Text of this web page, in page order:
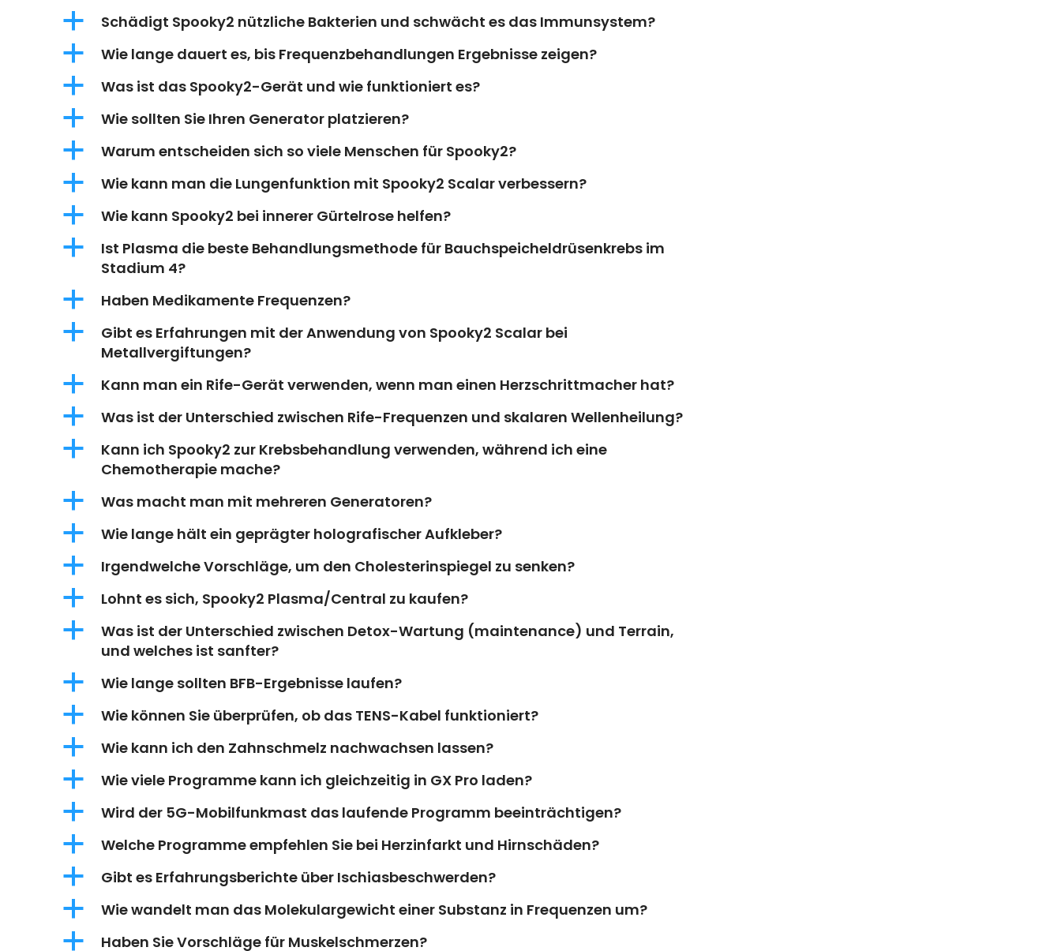
a Schädigt Spooky2 nützliche Bakterien und schwächt es das Immunsystem?
a Wie lange dauert es, bis Frequenzbehandlungen Ergebnisse zeigen?
a Was ist das Spooky2-Gerät und wie funktioniert es?
a Wie sollten Sie Ihren Generator platzieren?
a Warum entscheiden sich so viele Menschen für Spooky2?
a Wie kann man die Lungenfunktion mit Spooky2 Scalar verbessern?
a Wie kann Spooky2 bei innerer Gürtelrose helfen?
a
Ist Plasma die beste Behandlungsmethode für Bauchspeicheldrüsenkrebs im
Stadium 4?
a Haben Medikamente Frequenzen?
a
Gibt es Erfahrungen mit der Anwendung von Spooky2 Scalar bei
Metallvergiftungen?
a Kann man ein Rife-Gerät verwenden, wenn man einen Herzschrittmacher hat?
a Was ist der Unterschied zwischen Rife-Frequenzen und skalaren Wellenheilung?
a
Kann ich Spooky2 zur Krebsbehandlung verwenden, während ich eine
Chemotherapie mache?
a Was macht man mit mehreren Generatoren?
a Wie lange hält ein geprägter holografischer Aufkleber?
a Irgendwelche Vorschläge, um den Cholesterinspiegel zu senken?
a Lohnt es sich, Spooky2 Plasma/Central zu kaufen?
a
Was ist der Unterschied zwischen Detox-Wartung (maintenance) und Terrain,
und welches ist sanfter?
a Wie lange sollten BFB-Ergebnisse laufen?
a Wie können Sie überprüfen, ob das TENS-Kabel funktioniert?
a Wie kann ich den Zahnschmelz nachwachsen lassen?
a Wie viele Programme kann ich gleichzeitig in GX Pro laden?
a Wird der 5G-Mobilfunkmast das laufende Programm beeinträchtigen?
a Welche Programme empfehlen Sie bei Herzinfarkt und Hirnschäden?
a Gibt es Erfahrungsberichte über Ischiasbeschwerden?
a Wie wandelt man das Molekulargewicht einer Substanz in Frequenzen um?
a Haben Sie Vorschläge für Muskelschmerzen?